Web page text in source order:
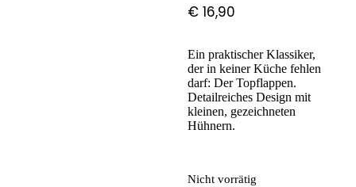
€16,90
Ein praktischer Klassiker,
der in keiner Küche fehlen
darf: Der Topflappen.
Detailreiches Design mit
kleinen, gezeichneten
Hühnern.
Nicht vorrätig